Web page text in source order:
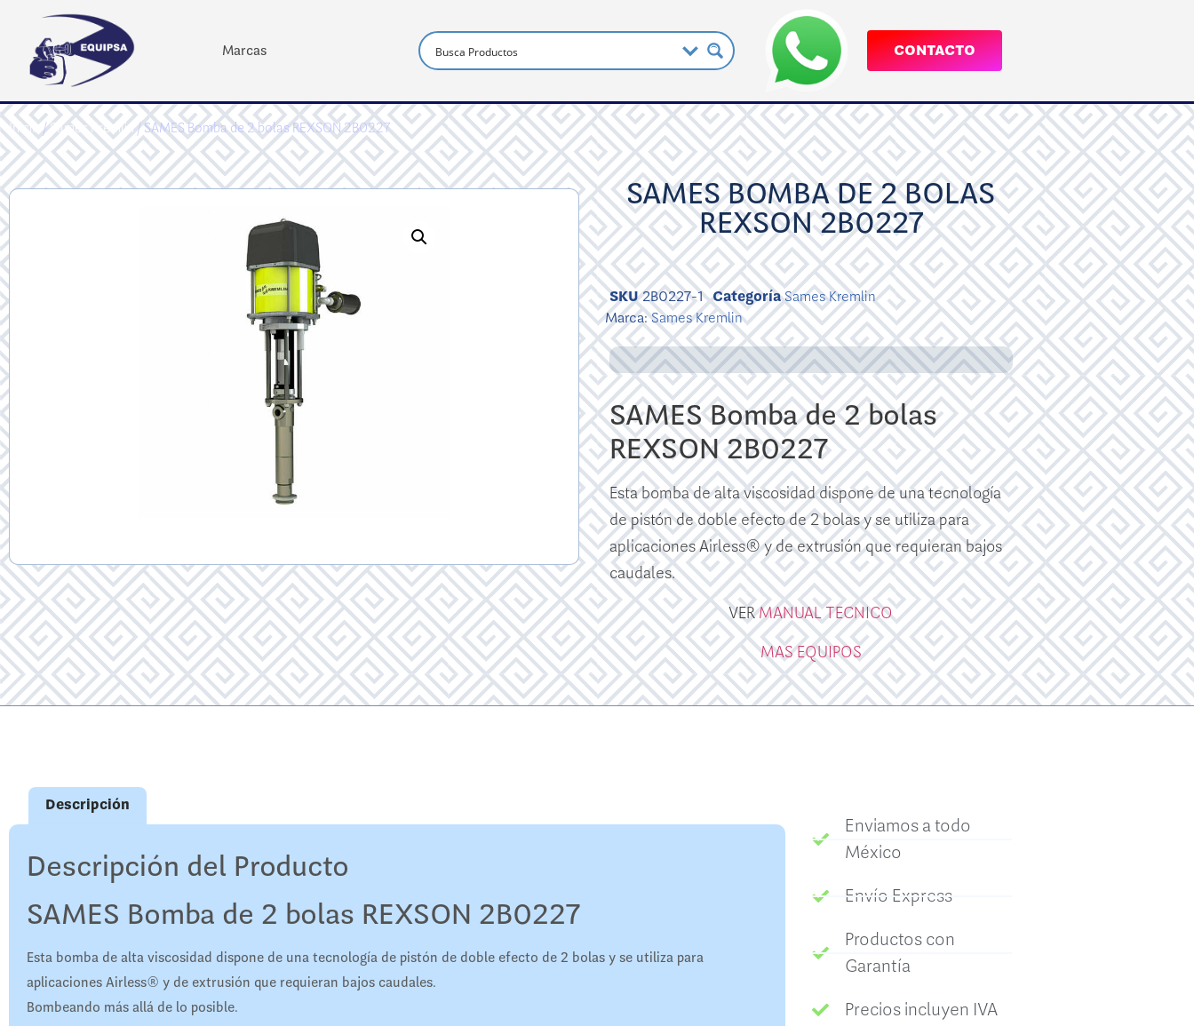
Marcas CONTACTO
Inicio/Sames Kremlin/ SAMES Bomba de 2 bolas REXSON 2B0227
SAMES BOMBA DE 2 BOLAS
REXSON 2B0227
SKU2B0227-1 CategoríaSames Kremlin
Marca:Sames Kremlin
SAMES Bomba de 2 bolas
REXSON 2B0227
Esta bomba de alta viscosidad dispone de una tecnología
de pistón de doble efecto de 2 bolas y se utiliza para
aplicaciones Airless® y de extrusión que requieran bajos
caudales.
VERMANUAL TECNICO
MAS EQUIPOS
Descripción
Descripción del Producto
SAMES Bomba de 2 bolas REXSON 2B0227
Esta bomba de alta viscosidad dispone de una tecnología de pistón de doble efecto de 2 bolas y se utiliza para
aplicaciones Airless® y de extrusión que requieran bajos caudales.
Bombeando más allá de lo posible.
Enviamos a todo
México
Envío Express
Productos con
Garantía
Precios incluyen IVA